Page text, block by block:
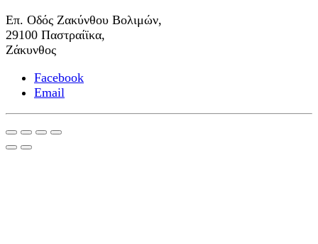
Επ. Οδός Ζακύνθου Βολιμών,
29100 Παστραίϊκα,
Ζάκυνθος
Facebook
Email